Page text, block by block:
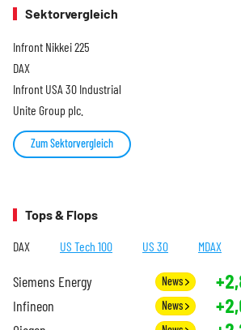
Sektorvergleich
Infront Nikkei 225
DAX
Infront USA 30 Industrial
Unite Group plc.
Zum Sektorvergleich
Tops & Flops
DAX US Tech 100 US 30 MDAX
Siemens Energy News
Infineon News